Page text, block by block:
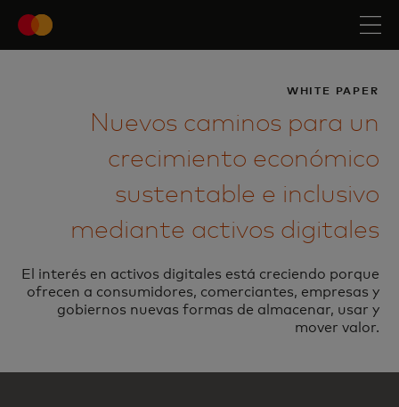
WHITE PAPER
Nuevos caminos para un
crecimiento económico
sustentable e inclusivo
mediante activos digitales
El interés en activos digitales está creciendo porque
ofrecen a consumidores, comerciantes, empresas y
gobiernos nuevas formas de almacenar, usar y
mover valor.